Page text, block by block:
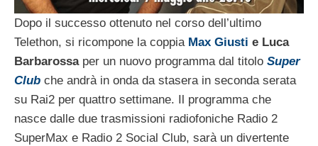
Dopo il successo ottenuto nel corso dell’ultimo
Telethon, si ricompone la coppia Max Giusti e Luca
Barbarossaper un nuovo programma dal titolo Super
Club che andrà in onda da stasera in seconda serata
su Rai2 per quattro settimane. Il programma che
nasce dalle due trasmissioni radiofoniche Radio 2
SuperMax e Radio 2 Social Club, sarà un divertente